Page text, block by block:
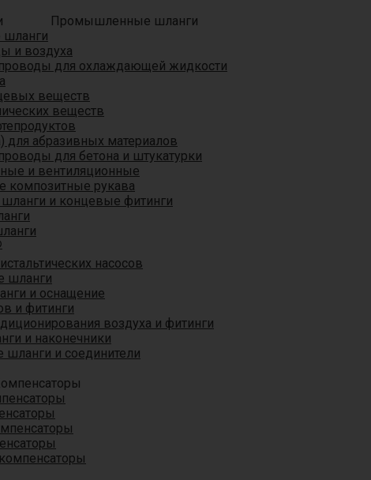
Промышленные шланги
шланги
и воздуха
для охлаждающей жидкости
веществ
веществ
для абразивных материалов
для бетона и штукатурки
и вентиляционные
рукава
и концевые фитинги
насосов
шланги
и оснащение
и фитинги
воздуха и фитинги
и наконечники
и соединители